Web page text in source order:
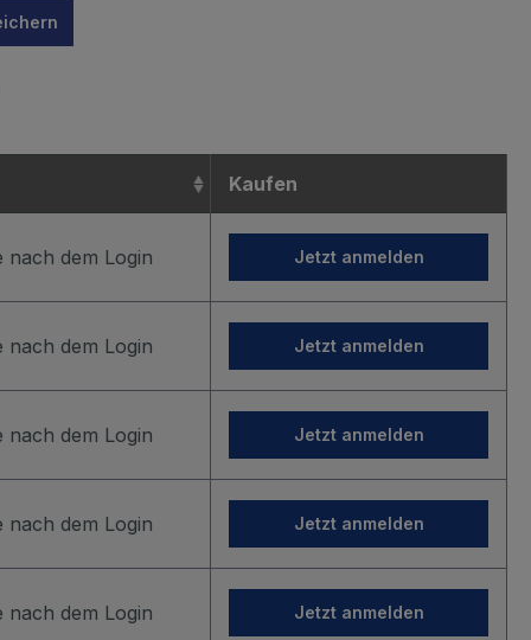
Kaufen
nach dem Login Jetzt anmelden
nach dem Login Jetzt anmelden
nach dem Login Jetzt anmelden
nach dem Login Jetzt anmelden
nach dem Login Jetzt anmelden